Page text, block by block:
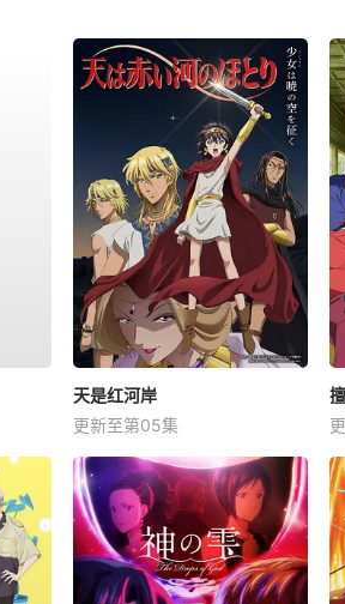
天是红河岸
更新至第05集